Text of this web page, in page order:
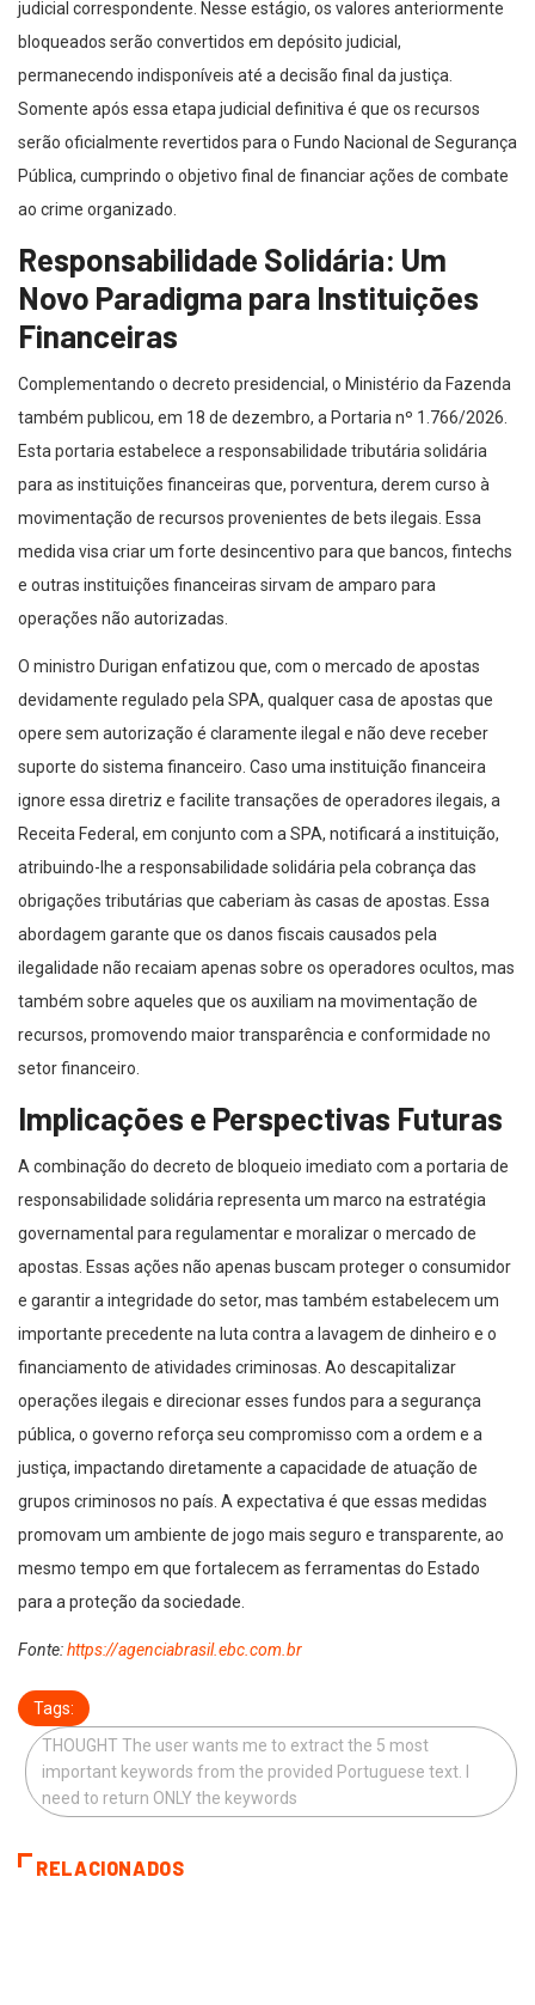
judicial correspondente. Nesse estágio, os valores anteriormente
bloqueados serão convertidos em depósito judicial,
permanecendo indisponíveis até a decisão final da justiça.
Somente após essa etapa judicial definitiva é que os recursos
serão oficialmente revertidos para o Fundo Nacional de Segurança
Pública, cumprindo o objetivo final de financiar ações de combate
ao crime organizado.
Responsabilidade Solidária: Um
Novo Paradigma para Instituições
Financeiras
Complementando o decreto presidencial, o Ministério da Fazenda
também publicou, em 18 de dezembro, a Portaria nº 1.766/2026.
Esta portaria estabelece a responsabilidade tributária solidária
para as instituições financeiras que, porventura, derem curso à
movimentação de recursos provenientes de bets ilegais. Essa
medida visa criar um forte desincentivo para que bancos, fintechs
e outras instituições financeiras sirvam de amparo para
operações não autorizadas.
O ministro Durigan enfatizou que, com o mercado de apostas
devidamente regulado pela SPA, qualquer casa de apostas que
opere sem autorização é claramente ilegal e não deve receber
suporte do sistema financeiro. Caso uma instituição financeira
ignore essa diretriz e facilite transações de operadores ilegais, a
Receita Federal, em conjunto com a SPA, notificará a instituição,
atribuindo-lhe a responsabilidade solidária pela cobrança das
obrigações tributárias que caberiam às casas de apostas. Essa
abordagem garante que os danos fiscais causados pela
ilegalidade não recaiam apenas sobre os operadores ocultos, mas
também sobre aqueles que os auxiliam na movimentação de
recursos, promovendo maior transparência e conformidade no
setor financeiro.
Implicações e Perspectivas Futuras
A combinação do decreto de bloqueio imediato com a portaria de
responsabilidade solidária representa um marco na estratégia
governamental para regulamentar e moralizar o mercado de
apostas. Essas ações não apenas buscam proteger o consumidor
e garantir a integridade do setor, mas também estabelecem um
importante precedente na luta contra a lavagem de dinheiro e o
financiamento de atividades criminosas. Ao descapitalizar
operações ilegais e direcionar esses fundos para a segurança
pública, o governo reforça seu compromisso com a ordem e a
justiça, impactando diretamente a capacidade de atuação de
grupos criminosos no país. A expectativa é que essas medidas
promovam um ambiente de jogo mais seguro e transparente, ao
mesmo tempo em que fortalecem as ferramentas do Estado
para a proteção da sociedade.
Fonte:https://agenciabrasil.ebc.com.br
Tags:
THOUGHT The user wants me to extract the 5 most
important keywords from the provided Portuguese text. I
need to return ONLY the keywords
RELACIONADOS